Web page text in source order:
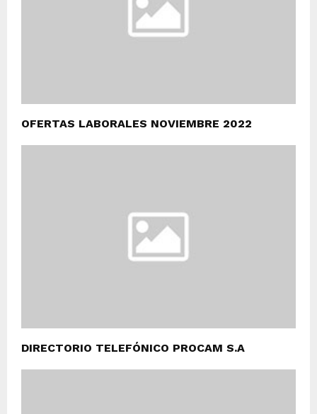
OFERTAS LABORALES NOVIEMBRE 2022
DIRECTORIO TELEFÓNICO PROCAM S.A